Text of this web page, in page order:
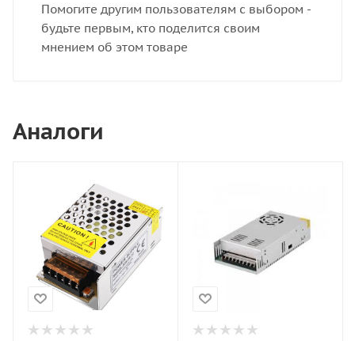
Помогите другим пользователям с выбором -
будьте первым, кто поделится своим
мнением об этом товаре
Аналоги